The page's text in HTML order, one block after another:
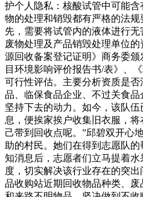
护个人隐私：核酸试管中可能
物的处理和销毁都有严格的法
先，需要将试管内的液体进行
废物处理及产品销毁处理单位
源回收备案登记证明》商务委
目环境影响评价报告书/表》、
可行性评估。主要分析资质是
品、临保食品企业、不过关食
坚持下去的动力。如今，该队
息，便挨家挨户收集旧衣服，
己带到回收点呢。”邱碧双开心
助的村民。她们在得到志愿队
知消息后，志愿者们立马提着
度，切实解决该行业存在的突
品收购站近期回收物品种类、